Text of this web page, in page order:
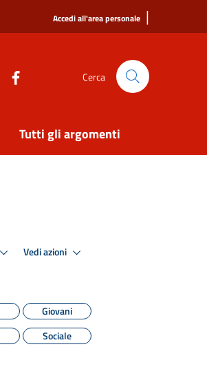
Accedi all'area personale |
Cerca
Tutti gli argomenti
Vedi azioni
Giovani
Sociale